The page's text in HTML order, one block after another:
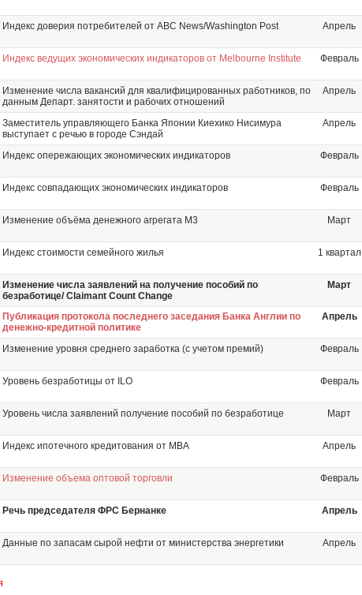
Индекс доверия потребителей от ABC News/Washington Post Апрель
Индекс ведущих экономических индикаторов от Melbourne Institute Февраль
Изменение числа вакансий для квалифицированных работников, по
данным Департ. занятости и рабочих отношений
Апрель
Заместитель управляющего Банка Японии Киехико Нисимура
выступает с речью в городе Сэндай
Апрель
Индекс опережающих экономических индикаторов Февраль
Индекс совпадающих экономических индикаторов Февраль
Изменение объёма денежного агрегата M3 Март
Индекс стоимости семейного жилья 1 квартал
Изменение числа заявлений на получение пособий по
безработице/ Claimant Count Change
Март
Публикация протокола последнего заседания Банка Англии по
денежно-кредитной политике
Апрель
Изменение уровня среднего заработка (с учетом премий) Февраль
Уровень безработицы от ILO Февраль
Уровень числа заявлений получение пособий по безработице Март
Индекс ипотечного кредитования от МВА Апрель
Изменение объема оптовой торговли Февраль
Речь председателя ФРС Бернанке Апрель
Данные по запасам сырой нефти от министерства энергетики Апрель